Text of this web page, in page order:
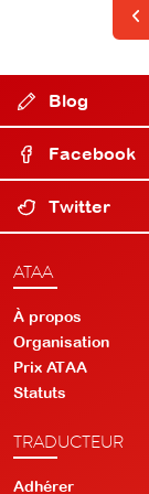
Blog
Facebook
Twitter
ATAA
À propos
Organisation
Prix ATAA
Statuts
TRADUCTEUR
Adhérer